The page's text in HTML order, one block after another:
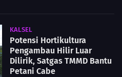
KALSEL
Potensi Hortikultura
Pengambau Hilir Luar
Dilirik, Satgas TMMD Bantu
Petani Cabe